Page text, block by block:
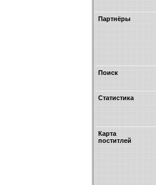
Партнёры
Поиск
Статистика
Карта
поститлей